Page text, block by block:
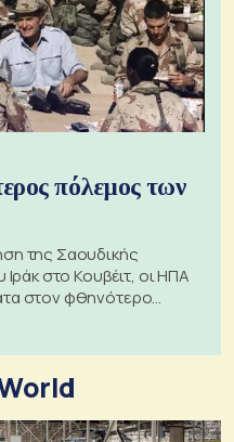
πόλεμος των
της Σαουδικής
στο Κουβέιτ, οι ΗΠΑ
στον φθηνότερο